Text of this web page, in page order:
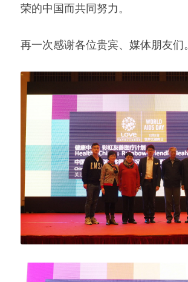
荣的中国而共同努力。
再一次感谢各位贵宾、媒体朋友们。